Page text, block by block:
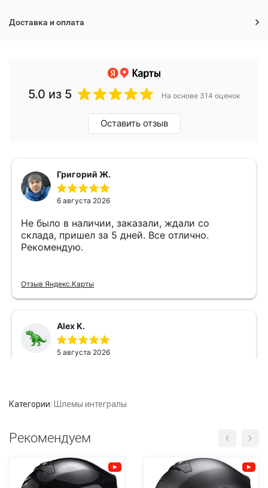
Доставка и оплата
Категории: Шлемы интегралы
Рекомендуем